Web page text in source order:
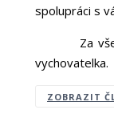
spolupráci s
Za
vychovatelka.
ZOBRAZIT